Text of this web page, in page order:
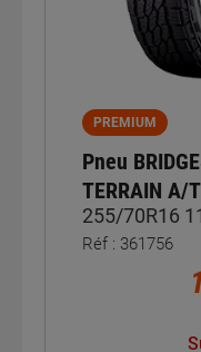
PREMIUM
Pneu
TERRAIN A/
255/70R16
Réf : 361756